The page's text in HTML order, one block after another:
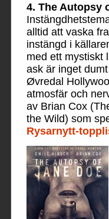
4. The Autopsy
alltid att vaska
instängd i
med ett mystiskt
ask är inget
Øvredal
atmosfär och
av Brian Cox
the Wild) som
Rysarnytt-